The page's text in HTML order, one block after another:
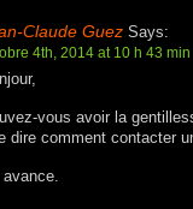
Claude Guez Says:
4th, 2014 at 10 h 43 min
vous avoir la
dire comment contacter